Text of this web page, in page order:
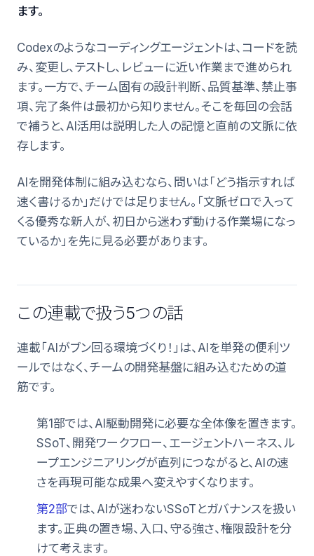
ます。
Codexのようなコーディングエージェントは、コードを読
み、変更し、テストし、レビューに近い作業まで進められ
ます。一方で、チーム固有の設計判断、品質基準、禁止事
項、完了条件は最初から知りません。そこを毎回の会話
で補うと、AI活用は説明した人の記憶と直前の文脈に依
存します。
AIを開発体制に組み込むなら、問いは「どう指示すれば
速く書けるか」だけでは足りません。「文脈ゼロで入って
くる優秀な新人が、初日から迷わず動ける作業場になっ
ているか」を先に見る必要があります。
この連載で扱う5つの話
連載「AIがブン回る環境づくり！」は、AIを単発の便利ツ
ールではなく、チームの開発基盤に組み込むための道
筋です。
第1部では、AI駆動開発に必要な全体像を置きます。
SSoT、開発ワークフロー、エージェントハーネス、ル
ープエンジニアリングが直列につながると、AIの速
さを再現可能な成果へ変えやすくなります。
第2部では、AIが迷わないSSoTとガバナンスを扱い
ます。正典の置き場、入口、守る強さ、権限設計を分
けて考えます。